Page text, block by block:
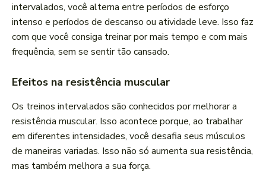
intervalados, você alterna entre períodos de esforço
intenso e períodos de descanso ou atividade leve. Isso faz
com que você consiga treinar por mais tempo e com mais
frequência, sem se sentir tão cansado.
Efeitos na resistência muscular
Os treinos intervalados são conhecidos por melhorar a
resistência muscular. Isso acontece porque, ao trabalhar
em diferentes intensidades, você desafia seus músculos
de maneiras variadas. Isso não só aumenta sua resistência,
mas também melhora a sua força.